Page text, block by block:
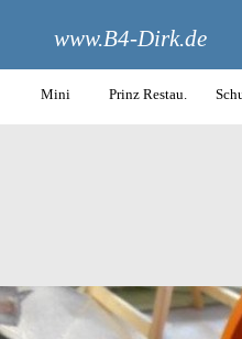
www.B4-Dirk.de
Mini Prinz Restau.